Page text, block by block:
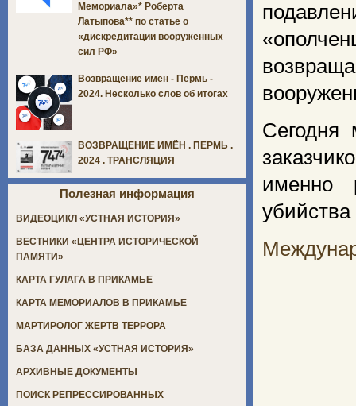
Сегодня
именно
Мемориала»* Роберта
Латыпова** по статье о
«дискредитации вооруженных
сил РФ»
Возвращение имён - Пермь -
2024. Несколько слов об итогах
ВОЗВРАЩЕНИЕ ИМЁН . ПЕРМЬ .
2024 . ТРАНСЛЯЦИЯ
Полезная информация
ВИДЕОЦИКЛ «УСТНАЯ ИСТОРИЯ»
ВЕСТНИКИ «ЦЕНТРА ИСТОРИЧЕСКОЙ
ПАМЯТИ»
КАРТА ГУЛАГА В ПРИКАМЬЕ
КАРТА МЕМОРИАЛОВ В ПРИКАМЬЕ
МАРТИРОЛОГ ЖЕРТВ ТЕРРОРА
БАЗА ДАННЫХ «УСТНАЯ ИСТОРИЯ»
АРХИВНЫЕ ДОКУМЕНТЫ
ПОИСК РЕПРЕССИРОВАННЫХ